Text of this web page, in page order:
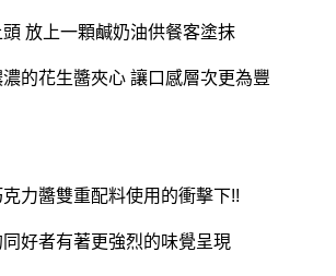
放上一顆鹹奶油供餐客塗抹
的花生醬夾心 讓口感層次更為豐
力醬雙重配料使用的衝擊下!!
好者有著更強烈的味覺呈現